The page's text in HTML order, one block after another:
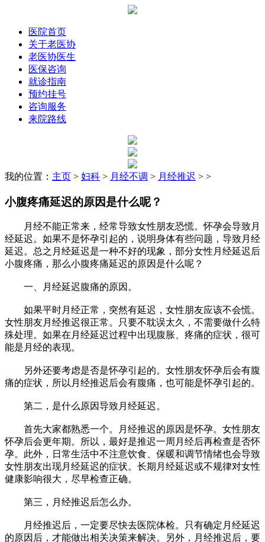
医院首页
关于老医协
老医协医生
医保咨询
就诊指南
预约挂号
咨询服务
来院路线
我的位置： 主页 > 妇科 > 月经不调 > 月经推迟 > >
小腹疼痛延迟的原因是什么呢？
月经不能正常来，经常导致女性朋友恐慌。怀孕会导致月
经延迟。如果不是怀孕引起的，说明身体有些问题，导致月经
延迟。总之月经延迟是一种不好的现象，部分女性月经延迟后
小腹疼痛，那么小腹疼痛延迟的原因是什么呢？
一、月经延迟腹痛的原因。
如果平时月经正常，突然有延迟，女性朋友应该不会慌。
女性朋友月经推迟很正常。只要不耽误太久，不需要做什么特
殊处理。如果在月经延迟过程中出现腹胀、疼痛的症状，很可
能是月经的表现。
另外还要考虑是否是怀孕引起的。女性朋友怀孕后会有腹
痛的症状，所以月经推迟后会有腹痛，也可能是怀孕引起的。
第二，是什么原因导致月经延迟。
首先大家都熟悉一个。月经推迟的原因是怀孕。女性朋友
怀孕后会更年期。所以，最好是推迟一周月经后再检查是否怀
孕。此外，日常生活中不注意饮食、保暖和调节情绪也会导致
女性朋友出现月经延迟的症状。长期月经延迟或不规律对女性
健康影响很大，尽早检查正确。
第三，月经推迟后怎么办。
月经推迟后，一定要尽快去医院体检。只有确定月经延迟
的原因后，才能做出相关决策来解决。另外，月经推迟后，要